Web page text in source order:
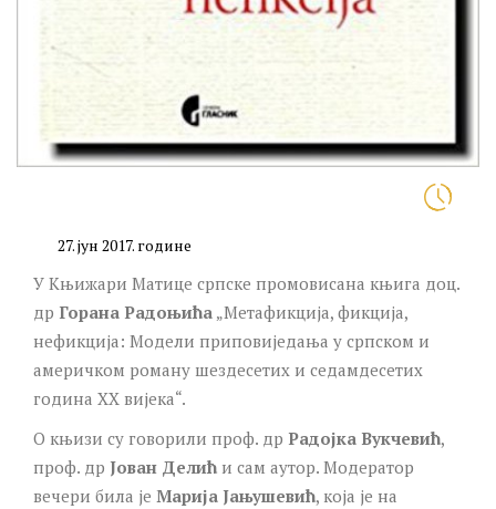
јун 2017. године
У Књижари Матице српске промовисана књига доц.
др Горана Радоњића „Метафикција, фикција,
нефикција: Модели приповиједања у српском и
америчком роману шездесетих и седамдесетих
година ХХ вијека“.
О књизи су говорили проф. др Радојка Вукчевић,
проф. др Јован Делић и сам аутор. Модератор
вечери била је Марија Јањушевић, која је на